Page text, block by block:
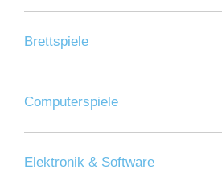
Brettspiele
Computerspiele
Elektronik & Software